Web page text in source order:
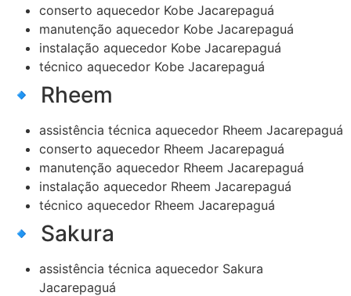
conserto aquecedor Kobe Jacarepaguá
manutenção aquecedor Kobe Jacarepaguá
instalação aquecedor Kobe Jacarepaguá
técnico aquecedor Kobe Jacarepaguá
🔹 Rheem
assistência técnica aquecedor Rheem Jacarepaguá
conserto aquecedor Rheem Jacarepaguá
manutenção aquecedor Rheem Jacarepaguá
instalação aquecedor Rheem Jacarepaguá
técnico aquecedor Rheem Jacarepaguá
🔹 Sakura
assistência técnica aquecedor Sakura
Jacarepaguá